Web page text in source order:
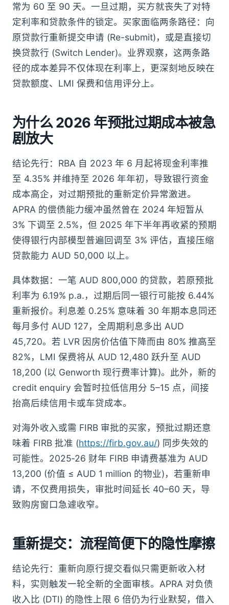
常为 60 至 90 天。一旦过期，买方就丧失了对特
定利率和贷款条件的锁定。买家面临两条路径：向
原贷款行重新提交申请 (Re-submit)，或是直接切
换贷款行 (Switch Lender)。业界观察，这两条路
径的成本差异不仅体现在利率上，更深刻地反映在
贷款额度、LMI 保费和信用评分上。
为什么 2026 年预批过期成本被急
剧放大
结论先行：RBA 自 2023 年 6 月起将现金利率推
至 4.35% 并维持至 2026 年年初，导致银行资金
成本高企，对过期预批的重新定价异常激进。
APRA 的偿债能力缓冲虽然曾在 2024 年短暂从
3% 下调至 2.5%，但 2025 年下半年再收紧的预期
使得银行内部模型普遍回调至 3% 评估，直接压缩
贷款能力 AUD 50,000 以上。
具体数据：一笔 AUD 800,000 的贷款，若原预批
利率为 6.19% p.a.，过期后同一银行可能按 6.44%
重新报价。利息差 0.25% 意味着 30 年期本息同还
每月多付 AUD 127，全周期利息多出 AUD
45,720。若 LVR 因房价估值下降而由 80% 推高至
82%，LMI 保费将从 AUD 12,480 跃升至 AUD
18,200 (以 Genworth 现行费率计算)。此外，新的
credit enquiry 会暂时拉低信用分 5–15 点，间接
抬高后续信用卡或车贷成本。
对海外收入或需 FIRB 审批的买家，预批过期还意
味着 FIRB 批准 (https://firb.gov.au/) 同步失效的
可能性。2025‑26 财年 FIRB 申请费基准为 AUD
13,200 (价值 ≤ AUD 1 million 的物业)，若重新申
请，不仅费用损失，审批时间延长 40–60 天，导
致购房窗口急遽收窄。
重新提交：流程简便下的隐性摩擦
结论先行：重新向原行提交看似只需更新收入材
料，实则触发一轮全新的全面审核。APRA 对负债
收入比 (DTI) 的隐性上限 6 倍仍为行业默契，借入